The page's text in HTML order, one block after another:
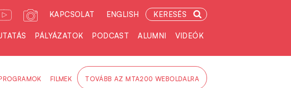
KAPCSOLAT ENGLISH KERESÉS
PÁLYÁZATOK PODCAST ALUMNI VIDEÓK
FILMEK TOVÁBB AZ MTA200 WEBOLDALRA